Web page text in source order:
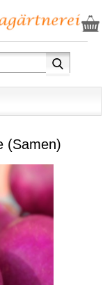
(Samen)